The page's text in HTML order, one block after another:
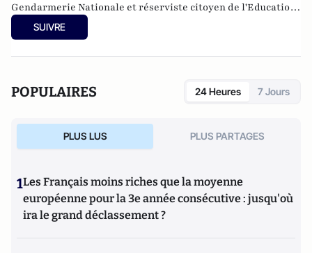
Gendarmerie Nationale et réserviste citoyen de l'Education
Nationale.
SUIVRE
POPULAIRES 24 Heures 7 Jours
PLUS LUS PLUS PARTAGES
1Les Français moins riches que la moyenne
européenne pour la 3e année consécutive : jusqu'où
ira le grand déclassement ?